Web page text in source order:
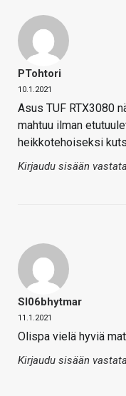
PTohtori
10.1.2021
Asus TUF RTX3080
mahtuu ilman
heikkotehoiseksi
Kirjaudu sisään
Sl06bhytmar
11.1.2021
Olispa vielä hyviä
Kirjaudu sisään